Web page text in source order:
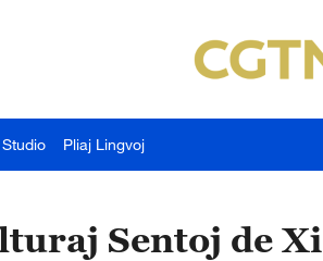
Pliaj Lingvoj
Sentoj de Xi